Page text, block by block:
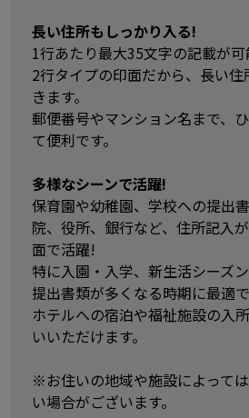
長い住所もしっかり入る!
1行あたり最大35文字の記載が可
2行タイプの印面だから、長い
きます。
郵便番号やマンション名まで、
て便利です。
多様なシーンで活躍!
保育園や幼稚園、学校への提出
院、役所、銀行など、住所記入
面で活躍!
特に入園・入学、新生活シーズン
提出書類が多くなる時期に最適で
ホテルへの宿泊や福祉施設の入
いいただけます。
※お住いの地域や施設によって
い場合がございます。